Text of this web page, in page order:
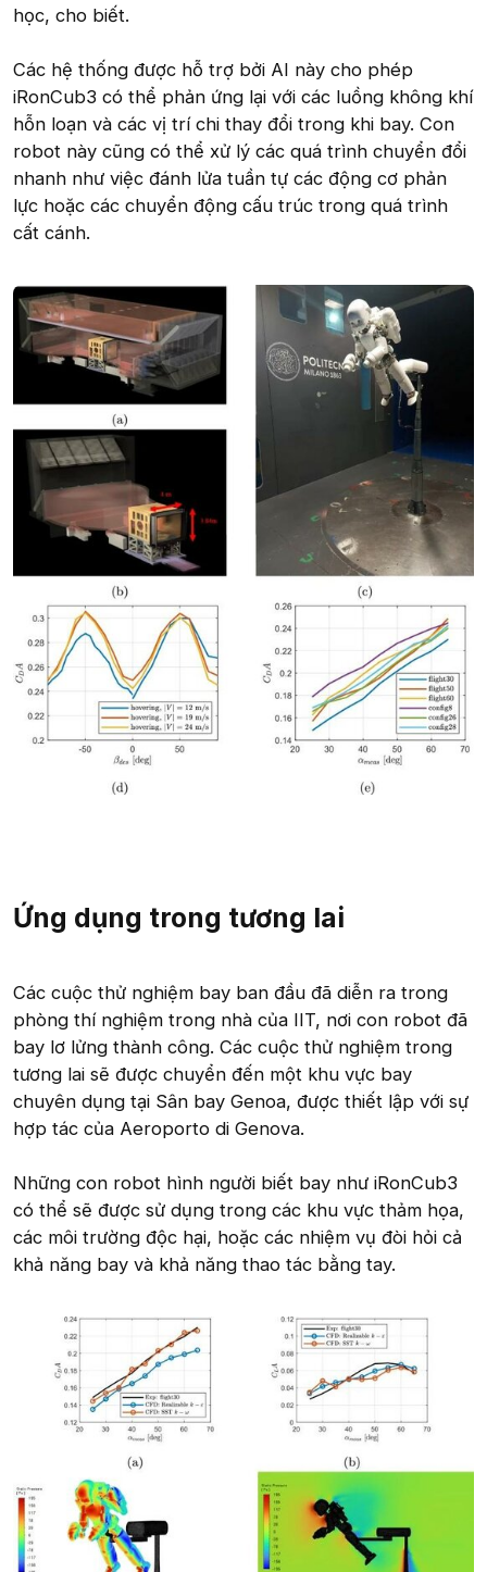
học, cho biết.
Các hệ thống được hỗ trợ bởi AI này cho phép
iRonCub3 có thể phản ứng lại với các luồng không khí
hỗn loạn và các vị trí chi thay đổi trong khi bay. Con
robot này cũng có thể xử lý các quá trình chuyển đổi
nhanh như việc đánh lửa tuần tự các động cơ phản
lực hoặc các chuyển động cấu trúc trong quá trình
cất cánh.
Ứng dụng trong tương lai
Các cuộc thử nghiệm bay ban đầu đã diễn ra trong
phòng thí nghiệm trong nhà của IIT, nơi con robot đã
bay lơ lửng thành công. Các cuộc thử nghiệm trong
tương lai sẽ được chuyển đến một khu vực bay
chuyên dụng tại Sân bay Genoa, được thiết lập với sự
hợp tác của Aeroporto di Genova.
Những con robot hình người biết bay như iRonCub3
có thể sẽ được sử dụng trong các khu vực thảm họa,
các môi trường độc hại, hoặc các nhiệm vụ đòi hỏi cả
khả năng bay và khả năng thao tác bằng tay.